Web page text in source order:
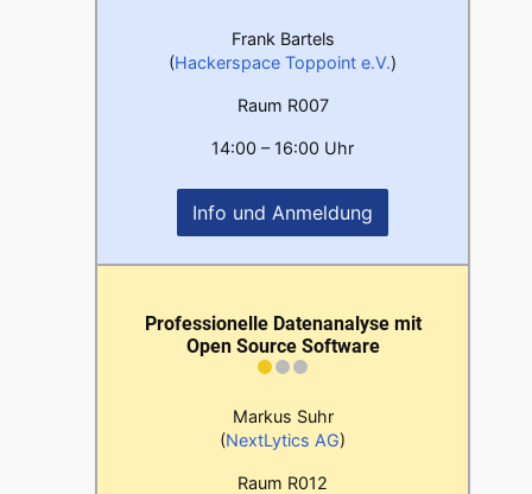
Frank Bartels
(Hackerspace Toppoint e.V.)
Raum R007
14:00 – 16:00 Uhr
Info und Anmeldung
Professionelle Datenanalyse mit
Open Source Software
Markus Suhr
(NextLytics AG)
Raum R012